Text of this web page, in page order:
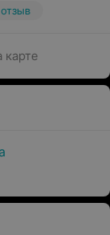
карте